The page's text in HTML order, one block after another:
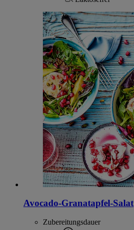
Avocado-Granatapfel-Salat
Zubereitungsdauer